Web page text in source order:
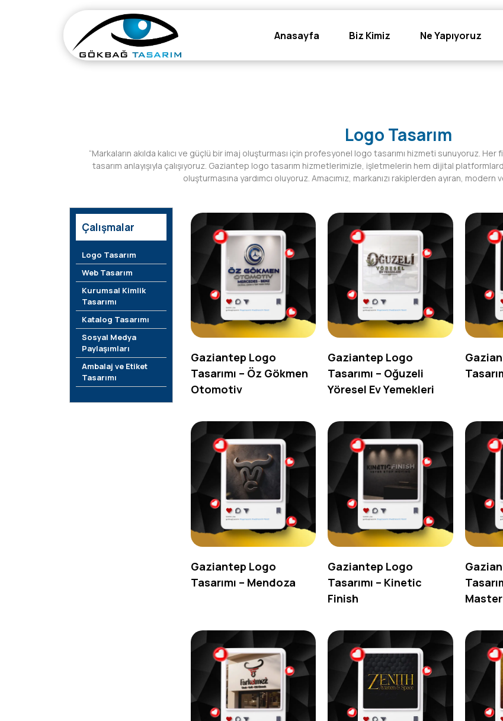
Logo Tasarım
“Markaların akılda kalıcı ve güçlü bir imaj oluşturması için profesyonel logo tasarımı hizmeti sunuyoruz.
tasarım anlayışıyla çalışıyoruz. Gaziantep logo tasarım hizmetlerimizle, işletmelerin hem dijital
oluşturmasına yardımcı oluyoruz. Amacımız, markanızı rakiplerden ayıran,
Çalışmalar
Logo Tasarım
Web Tasarım
Kurumsal Kimlik
Tasarımı
Katalog Tasarımı
Sosyal Medya
Paylaşımları
Ambalaj ve Etiket
Tasarımı
Gaziantep Logo
Tasarımı – Öz Gökmen
Otomotiv
Gaziantep Logo
Tasarımı – Oğuzeli
Yöresel Ev Yemekleri
Gaziantep Logo
Tasarımı – Mendoza
Gaziantep Logo
Tasarımı – Kinetic
Finish
Master
Anasayfa Biz Kimiz Ne Yapıyoruz